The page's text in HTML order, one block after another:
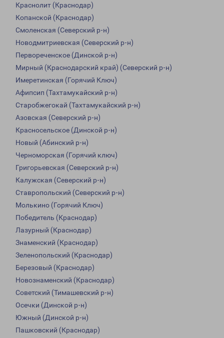
Краснолит (Краснодар)
Копанской (Краснодар)
Смоленская (Северский р-н)
Новодмитриевская (Северский р-н)
Первореченское (Динской р-н)
Мирный (Краснодарский край) (Северский р-н)
Имеретинская (Горячий Ключ)
Афипсип (Тахтамукайский р-н)
Старобжегокай (Тахтамукайский р-н)
Азовская (Северский р-н)
Красносельское (Динской р-н)
Новый (Абинский р-н)
Черноморская (Горячий ключ)
Григорьевская (Северский р-н)
Калужская (Северский р-н)
Ставропольский (Северский р-н)
Молькино (Горячий Ключ)
Победитель (Краснодар)
Лазурный (Краснодар)
Знаменский (Краснодар)
Зеленопольский (Краснодар)
Березовый (Краснодар)
Новознаменский (Краснодар)
Советский (Тимашевский р-н)
Осечки (Динской р-н)
Южный (Динской р-н)
Пашковский (Краснодар)